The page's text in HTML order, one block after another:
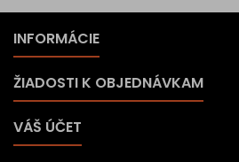
INFORMÁCIE
ŽIADOSTI K OBJEDNÁVKAM
VÁŠ ÚČET